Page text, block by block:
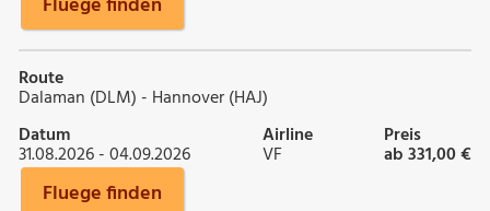
Route
Dalaman (DLM) - Hannover (HAJ)
Datum
31.08.2026 - 04.09.2026
Airline
VF
Preis
ab 331,00 €
Fluege finden